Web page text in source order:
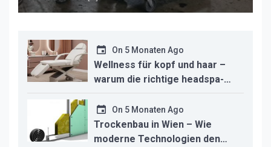
On 5 Monaten Ago
Wellness für kopf und haar –
warum die richtige headspa-
liege den unterschied für ihr
studio macht
On 5 Monaten Ago
Trockenbau in Wien – Wie
moderne Technologien den